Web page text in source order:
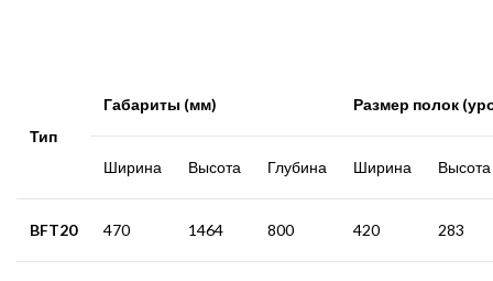
Тип
Габариты (мм) Размер полок
Ширина Высота Глубина Ширина Высота
BFT20 470 1464 800 420 283